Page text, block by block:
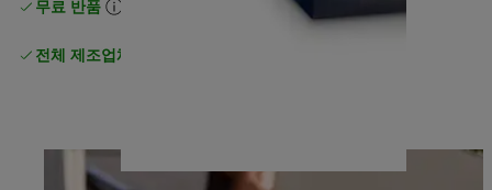
무료 반품
전체 제조업체 보증